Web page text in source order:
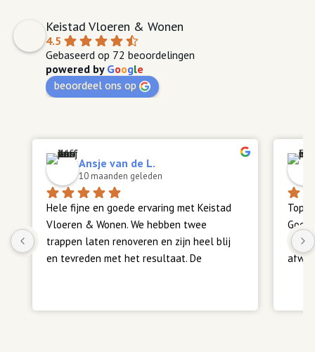
Keistad Vloeren & Wonen
4.5
Gebaseerd op 72 beoordelingen
powered by Google
beoordeel ons op
Ansje van de L.
10 maanden geleden
Hele fijne en goede ervaring met Keistad
Vloeren & Wonen. We hebben twee
trappen laten renoveren en zijn heel blij
en tevreden met het resultaat. De
fijn. Een aanrader.
Top
ook